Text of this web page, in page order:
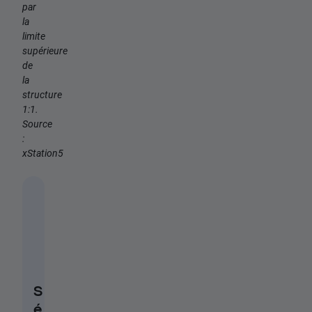
par
la
limite
supérieure
de
la
structure
1:1.
Source
:
xStation5
S